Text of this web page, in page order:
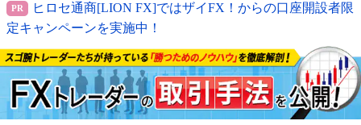
ヒロセ通商[LION FX]ではザイFX！からの口座開設者限
定キャンペーンを実施中！